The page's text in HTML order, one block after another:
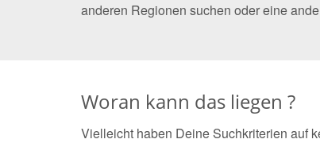
anderen Regionen suchen oder eine
Woran kann das liegen ?
Vielleicht haben Deine Suchkriterien auf